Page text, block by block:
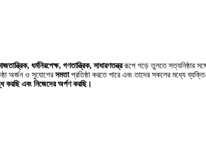
ধর্মনিরপেক্ষ, গণতান্ত্রিক, সাধারণতন্ত্ররূপে গড়ে তুলতে সত্যনিষ্ঠার
অর্জন ও সুযোগেরসমতাপ্রতিষ্ঠা করতে পারে এবং তাদের সকলের মধ্যে
করছি এবং নিজেদের অর্পণ করছি।